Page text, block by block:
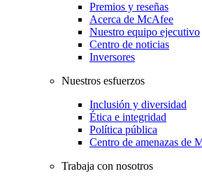
Premios y reseñas
Acerca de McAfee
Nuestro equipo ejecutivo
Centro de noticias
Inversores
Nuestros esfuerzos
Inclusión y diversidad
Ética e integridad
Política pública
Centro de amenazas de
Trabaja con nosotros